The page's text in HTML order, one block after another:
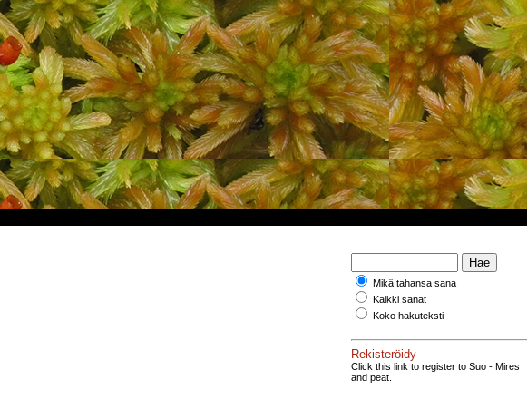
Mikä tahansa sana
Kaikki sanat
Koko hakuteksti
Rekisteröidy
Click this link to register to Suo - Mires
and peat.